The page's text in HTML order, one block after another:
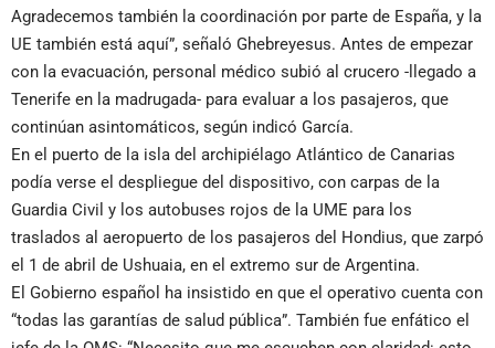
Agradecemos también la coordinación por parte de España, y la
UE también está aquí”, señaló Ghebreyesus. Antes de empezar
con la evacuación, personal médico subió al crucero -llegado a
Tenerife en la madrugada- para evaluar a los pasajeros, que
continúan asintomáticos, según indicó García.
En el puerto de la isla del archipiélago Atlántico de Canarias
podía verse el despliegue del dispositivo, con carpas de la
Guardia Civil y los autobuses rojos de la UME para los
traslados al aeropuerto de los pasajeros del Hondius, que zarpó
el 1 de abril de Ushuaia, en el extremo sur de Argentina.
El Gobierno español ha insistido en que el operativo cuenta con
“todas las garantías de salud pública”. También fue enfático el